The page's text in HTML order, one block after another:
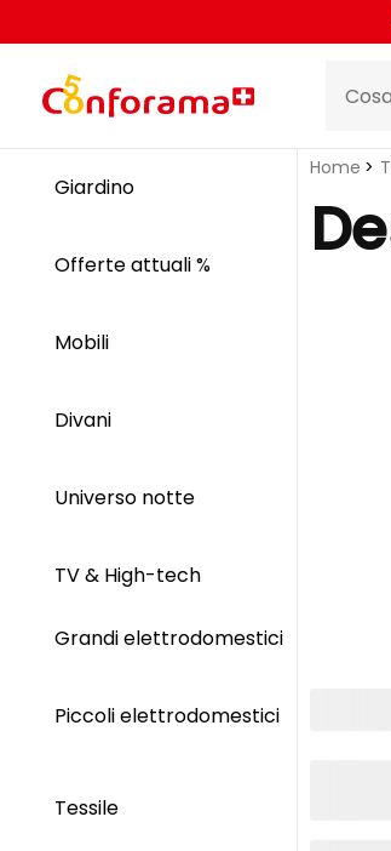
Giardino
Offerte attuali %
Mobili
Divani
Universo notte
TV & High-tech
Grandi elettrodomestici
Piccoli elettrodomestici
Tessile
Home